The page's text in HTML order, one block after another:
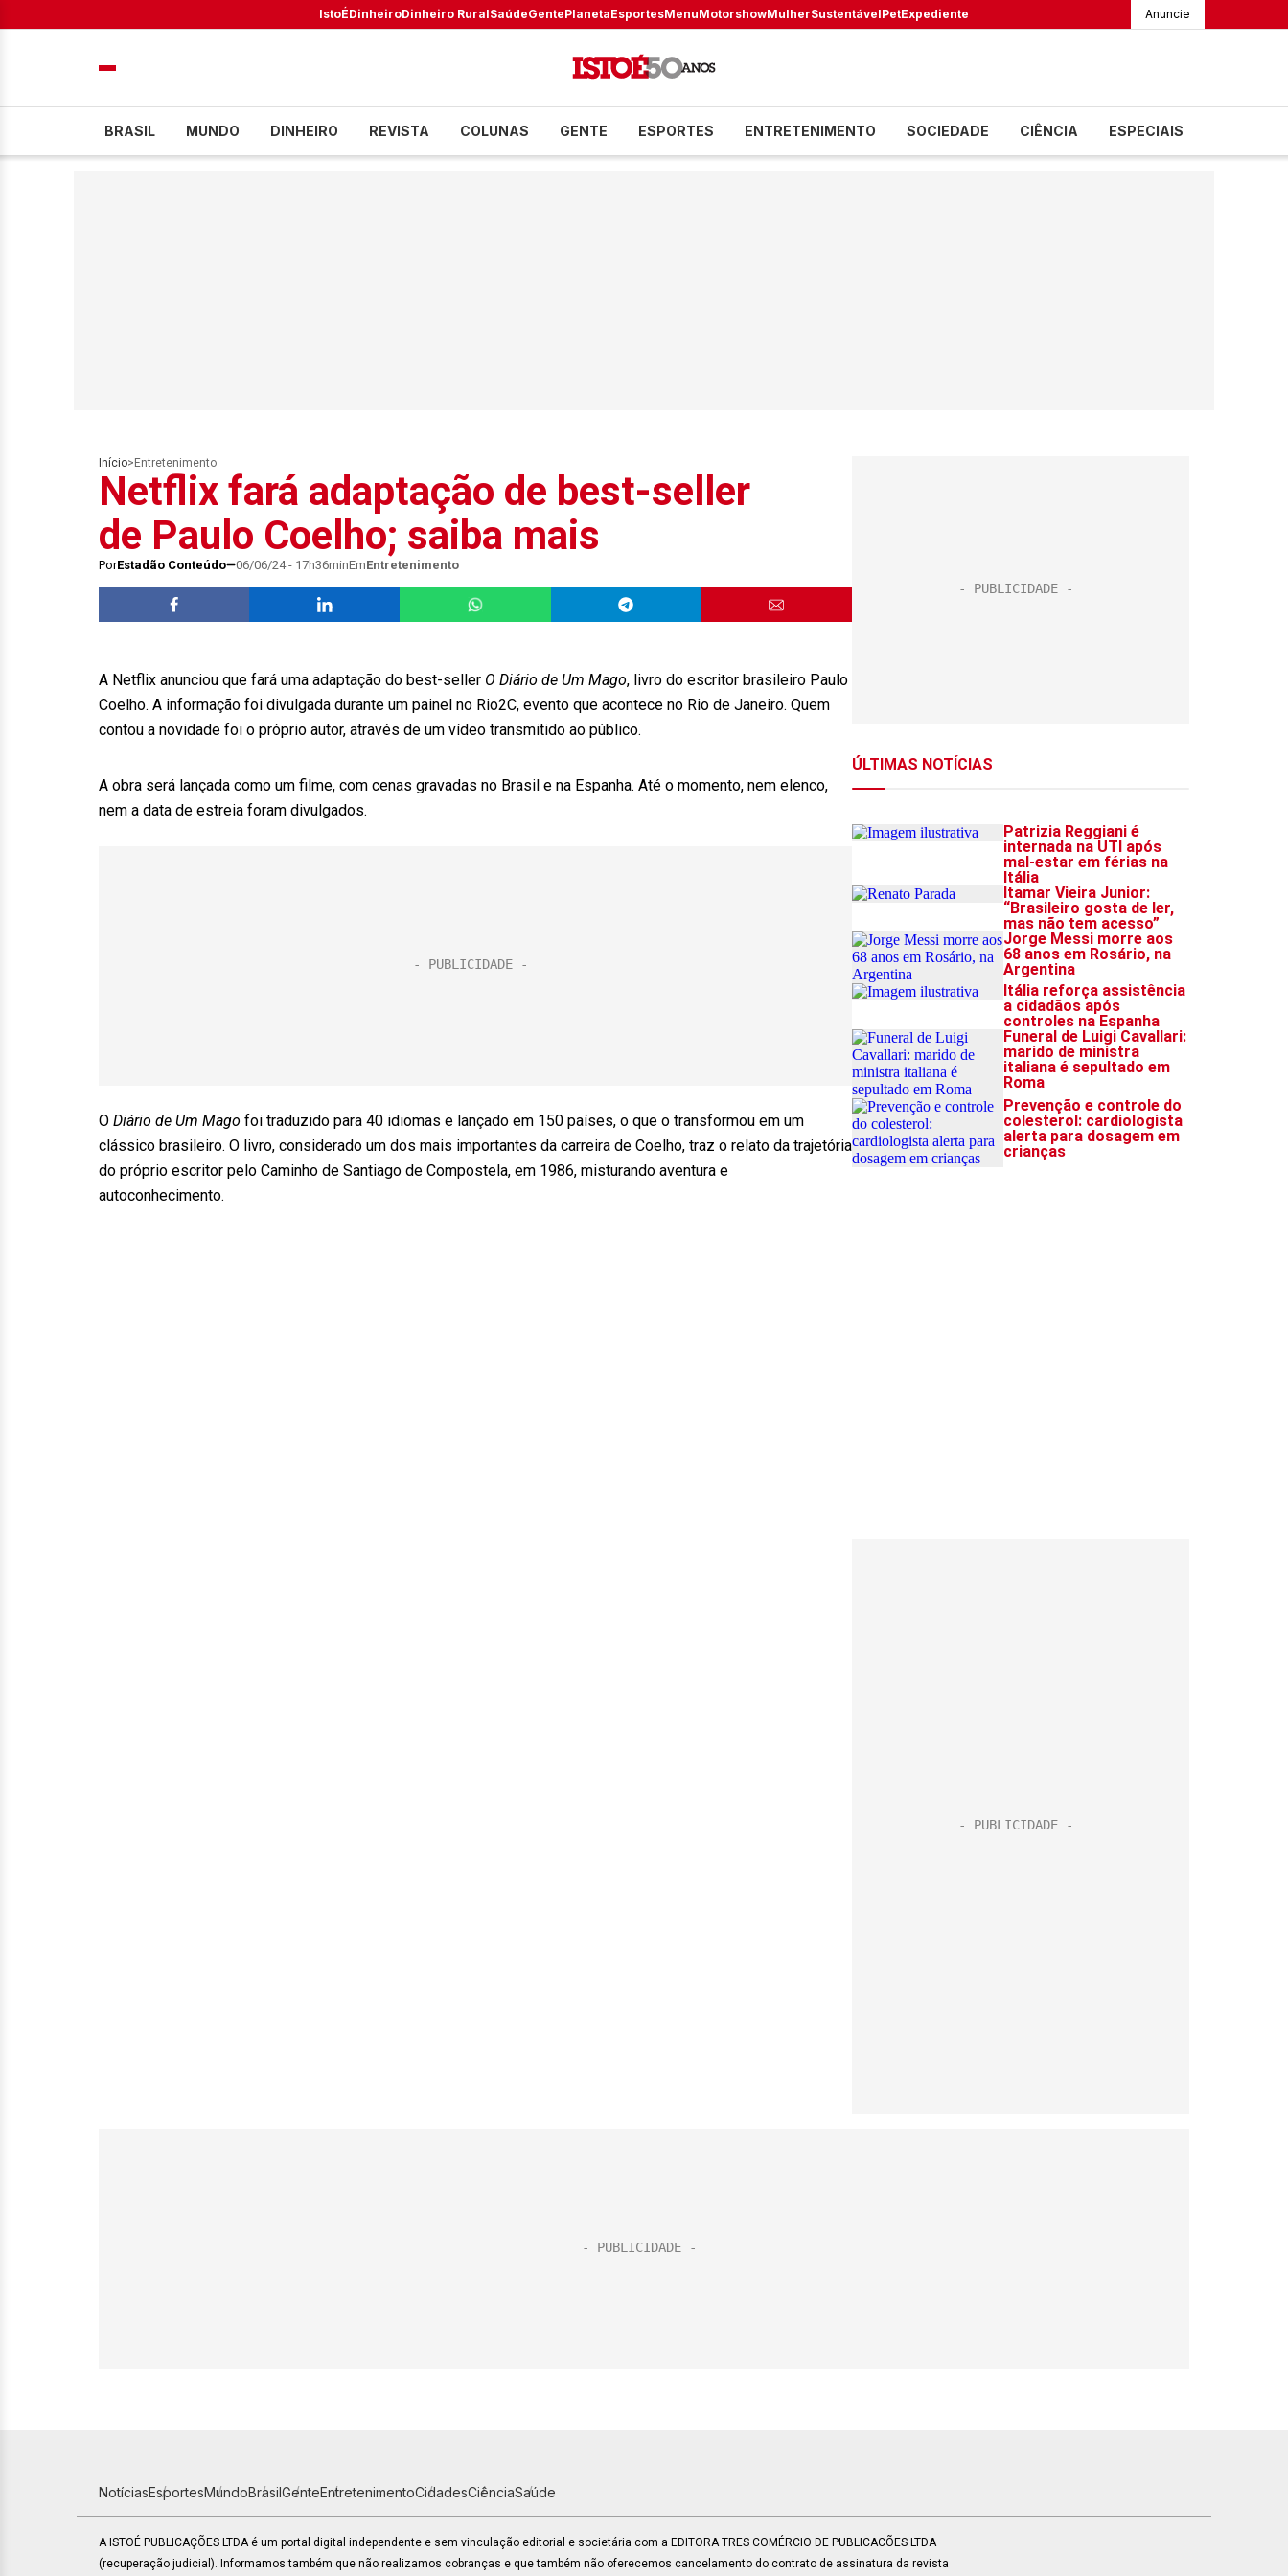
IstoÉDinheiroDinheiro RuralSaúdeGentePlanetaEsportesMenuMotorshowMulherSustentávelPetExpediente Anuncie
BRASIL MUNDO DINHEIRO REVISTA COLUNAS GENTE ESPORTES ENTRETENIMENTO SOCIEDADE CIÊNCIA ESPECIAIS
Início> Entretenimento
Netflix fará adaptação de best-seller
de Paulo Coelho; saiba mais
PorEstadão Conteúdo 06/06/24 - 17h36minEmEntretenimento
A Netflix anunciou que fará uma adaptação do best-seller O Diário de Um Mago, livro do escritor brasileiro Paulo
Coelho. A informação foi divulgada durante um painel no Rio2C, evento que acontece no Rio de Janeiro. Quem
contou a novidade foi o próprio autor, através de um vídeo transmitido ao público.
A obra será lançada como um filme, com cenas gravadas no Brasil e na Espanha. Até o momento, nem elenco,
nem a data de estreia foram divulgados.
O Diário de Um Mago foi traduzido para 40 idiomas e lançado em 150 países, o que o transformou em um
clássico brasileiro. O livro, considerado um dos mais importantes da carreira de Coelho, traz o relato da trajetória
do próprio escritor pelo Caminho de Santiago de Compostela, em 1986, misturando aventura e
autoconhecimento.
NotíciasEsportesMundoBrasilGenteEntretenimentoCidadesCiênciaSaúde
A ISTOÉ PUBLICAÇÕES LTDA é um portal digital independente e sem vinculação editorial e societária com a EDITORA TRES COMÉRCIO DE PUBLICACÕES LTDA
(recuperação judicial). Informamos também que não realizamos cobranças e que também não oferecemos cancelamento do contrato de assinatura da revista